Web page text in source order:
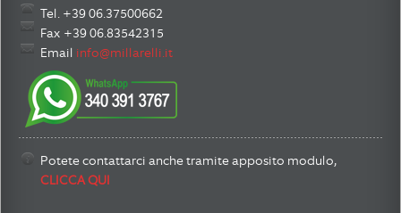
Tel. +39 06.37500662
Fax +39 06.83542315
Email info@millarelli.it
Potete contattarci anche tramite apposito modulo,
CLICCA QUI